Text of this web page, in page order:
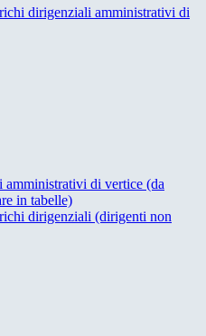
dirigenziali amministrativi di
amministrativi di vertice (da
in tabelle)
dirigenziali (dirigenti non